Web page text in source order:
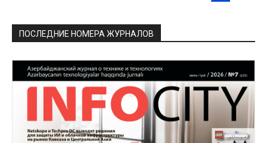
ПОСЛЕДНИЕ НОМЕРА ЖУРНАЛОВ